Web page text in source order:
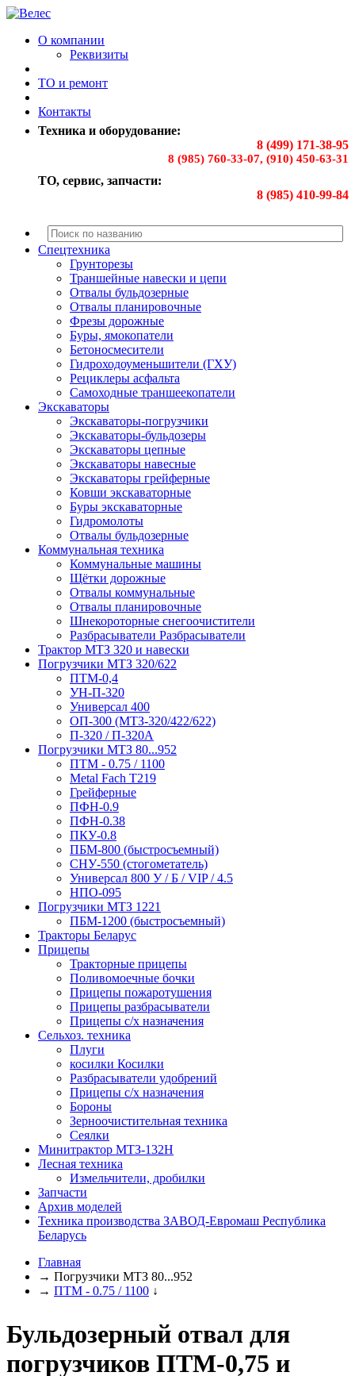
О компании
Реквизиты
ТО и ремонт
Контакты
Техника и оборудование:
8 (499) 171-38-95
8 (985) 760-33-07, (910) 450-63-31
ТО, сервис, запчасти:
8 (985) 410-99-84
Спецтехника
Грунторезы
Траншейные навески и цепи
Отвалы бульдозерные
Отвалы планировочные
Фрезы дорожные
Буры, ямокопатели
Бетоносмесители
Гидроходоуменьшители (ГХУ)
Рециклеры асфальта
Самоходные траншеекопатели
Экскаваторы
Экскаваторы-погрузчики
Экскаваторы-бульдозеры
Экскаваторы цепные
Экскаваторы навесные
Экскаваторы грейферные
Ковши экскаваторные
Буры экскаваторные
Гидромолоты
Отвалы бульдозерные
Коммунальная техника
Коммунальные машины
Щётки дорожные
Отвалы коммунальные
Отвалы планировочные
Шнекороторные снегоочистители
Разбрасыватели Разбрасыватели
Трактор МТЗ 320 и навески
Погрузчики МТЗ 320/622
ПТМ-0,4
УН-П-320
Универсал 400
ОП-300 (МТЗ-320/422/622)
П-320 / П-320А
Погрузчики МТЗ 80...952
ПТМ - 0.75 / 1100
Metal Fach T219
Грейферные
ПФН-0.9
ПФН-0.38
ПКУ-0.8
ПБМ-800 (быстросъемный)
СНУ-550 (стогометатель)
Универсал 800 У / Б / VIP / 4.5
НПО-095
Погрузчики МТЗ 1221
ПБМ-1200 (быстросъемный)
Тракторы Беларус
Прицепы
Тракторные прицепы
Поливомоечные бочки
Прицепы пожаротушения
Прицепы разбрасыватели
Прицепы с/х назначения
Сельхоз. техника
Плуги
косилки Косилки
Разбрасыватели удобрений
Прицепы с/х назначения
Бороны
Зерноочистительная техника
Сеялки
Минитрактор МТЗ-132Н
Лесная техника
Измельчители, дробилки
Запчасти
Архив моделей
Техника производства ЗАВОД-Евромаш Республика
Беларусь
Главная
→ Погрузчики МТЗ 80...952
→ ПТМ - 0.75 / 1100 ↓
Бульдозерный отвал для
погрузчиков ПТМ-0,75 и